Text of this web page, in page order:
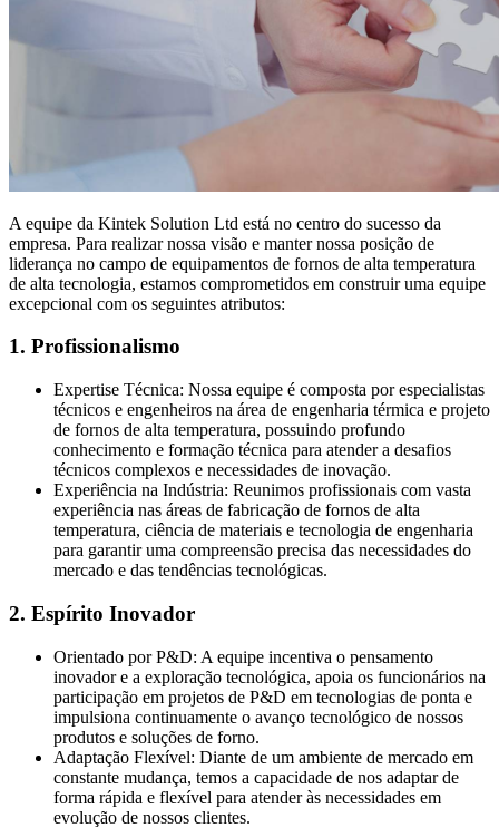
A equipe da Kintek Solution Ltd está no centro do sucesso da
empresa. Para realizar nossa visão e manter nossa posição de
liderança no campo de equipamentos de fornos de alta temperatura
de alta tecnologia, estamos comprometidos em construir uma equipe
excepcional com os seguintes atributos:
1. Profissionalismo
Expertise Técnica: Nossa equipe é composta por especialistas
técnicos e engenheiros na área de engenharia térmica e projeto
de fornos de alta temperatura, possuindo profundo
conhecimento e formação técnica para atender a desafios
técnicos complexos e necessidades de inovação.
Experiência na Indústria: Reunimos profissionais com vasta
experiência nas áreas de fabricação de fornos de alta
temperatura, ciência de materiais e tecnologia de engenharia
para garantir uma compreensão precisa das necessidades do
mercado e das tendências tecnológicas.
2. Espírito Inovador
Orientado por P&D: A equipe incentiva o pensamento
inovador e a exploração tecnológica, apoia os funcionários na
participação em projetos de P&D em tecnologias de ponta e
impulsiona continuamente o avanço tecnológico de nossos
produtos e soluções de forno.
Adaptação Flexível: Diante de um ambiente de mercado em
constante mudança, temos a capacidade de nos adaptar de
forma rápida e flexível para atender às necessidades em
evolução de nossos clientes.